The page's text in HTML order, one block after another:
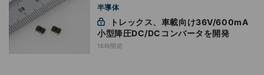
半導体
小型降圧DC/DCコンバータを開発
16時間前